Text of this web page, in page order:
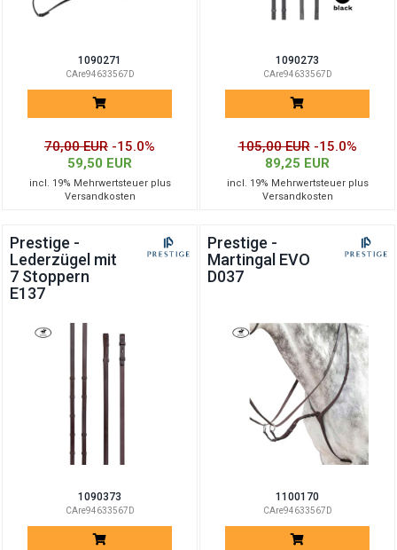
1090271
CAre94633567D
70,00 EUR -15.0%
59,50 EUR
incl. 19% Mehrwertsteuer plus
Versandkosten
1090273
CAre94633567D
105,00 EUR -15.0%
89,25 EUR
incl. 19% Mehrwertsteuer plus
Versandkosten
Prestige -
Lederzügel mit
7 Stoppern
E137
1090373
CAre94633567D
Prestige -
Martingal EVO
D037
1100170
CAre94633567D